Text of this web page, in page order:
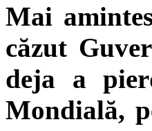
Mai
căzut
deja a
Mondială,